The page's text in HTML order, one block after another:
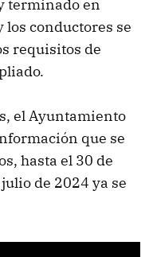
terminado en
los conductores se
requisitos de
el Ayuntamiento
que se
hasta el 30 de
de 2024 ya se